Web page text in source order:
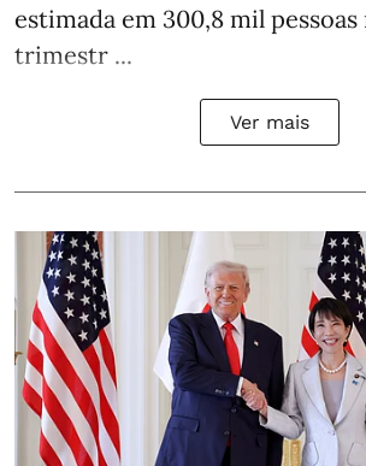
estimada em 300,8 mil
trimestr ...
Ver mais